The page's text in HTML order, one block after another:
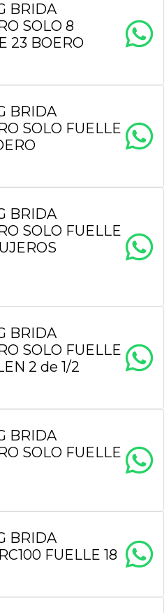
BRIDA
SOLO 8
23 BOERO
BRIDA
SOLO FUELLE
BRIDA
SOLO FUELLE
BRIDA
SOLO FUELLE
2 de 1/2
BRIDA
SOLO FUELLE
BRIDA
FUELLE 18